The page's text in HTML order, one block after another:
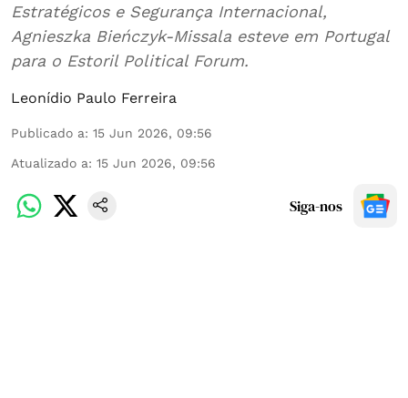
Estratégicos e Segurança Internacional,
Agnieszka Bieńczyk-Missala esteve em Portugal
para o Estoril Political Forum.
Leonídio Paulo Ferreira
Publicado a: 15 Jun 2026, 09:56
Atualizado a: 15 Jun 2026, 09:56
Siga-nos